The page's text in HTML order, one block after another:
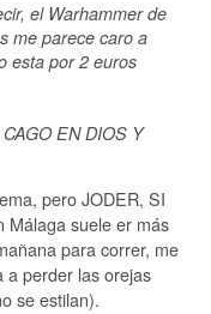
el Warhammer de
me parece caro a
esta por 2 euros
EN DIOS Y
pero JODER, SI
Málaga suele er más
para correr, me
a perder las orejas
se estilan).